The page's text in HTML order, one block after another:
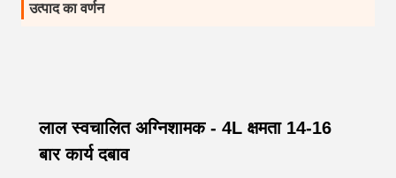
उत्पाद का वर्णन
लाल स्वचालित अग्निशामक - 4L क्षमता 14-16
बार कार्य दबाव